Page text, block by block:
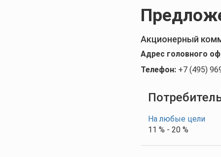
Акционерный
Адрес головного
Телефон: +7 (495)
На любые цели
11 % - 20 %